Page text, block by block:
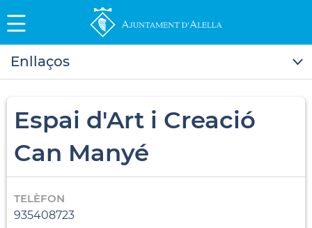
Enllaços
Espai d'Art i Creació
Can Manyé
TELÈFON
935408723